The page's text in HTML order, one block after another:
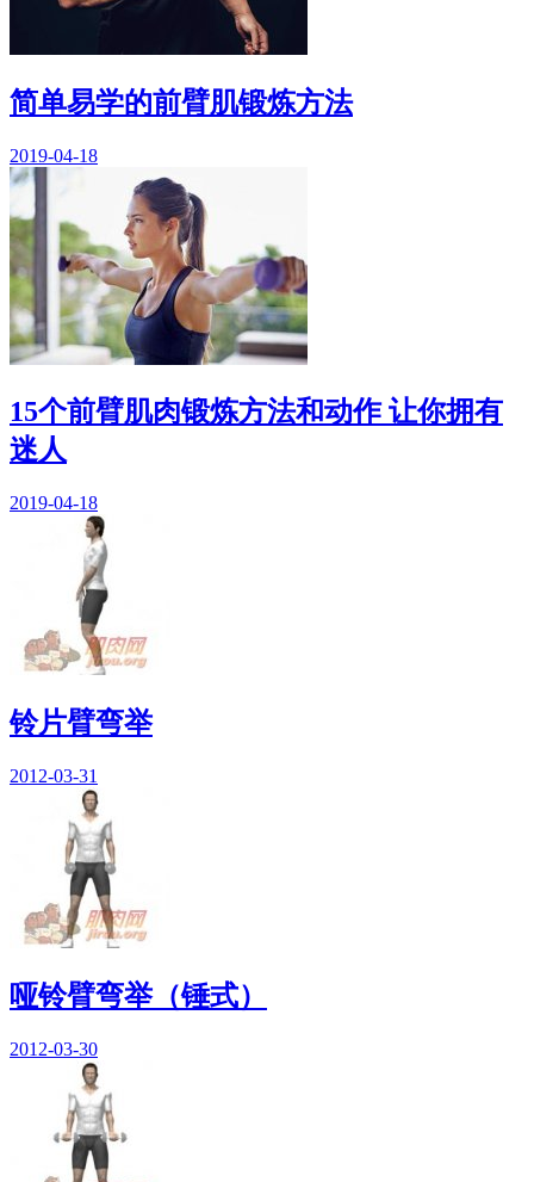
简单易学的前臂肌锻炼方法
2019-04-18
15个前臂肌肉锻炼方法和动作 让你拥有
迷人
2019-04-18
铃片臂弯举
2012-03-31
哑铃臂弯举（锤式）
2012-03-30